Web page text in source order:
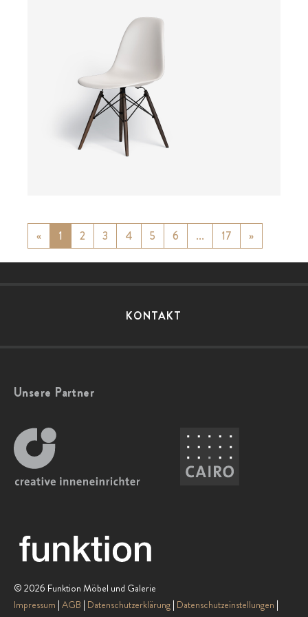
« Previous
1 2 3 4 5 6 ... 17 »
KONTAKT
Unsere Partner
© 2026 Funktion Möbel und Galerie
Impressum AGB Datenschutzerklärung Datenschutzeinstellungen